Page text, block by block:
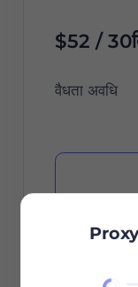
$52 /
वैधता अवधि